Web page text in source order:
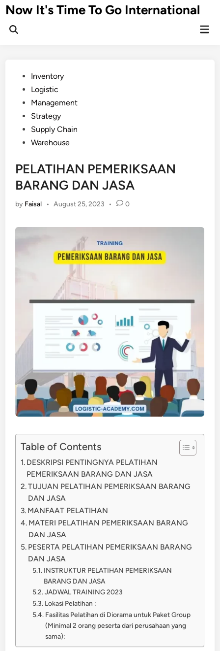
Skip
to
content
Now It's Time To Go International
PostedInventory
Logistic
Management
Strategy
Supply Chain
Warehouse
PELATIHAN PEMERIKSAAN
BARANG DAN JASA
by Faisal • August 25, 2023 • 0
Table of Contents
DESKRIPSI PENTINGNYA PELATIHAN
PEMERIKSAAN BARANG DAN JASA
TUJUAN PELATIHAN PEMERIKSAAN BARANG
DAN JASA
MANFAAT PELATIHAN
MATERI PELATIHAN PEMERIKSAAN BARANG
DAN JASA
PESERTA PELATIHAN PEMERIKSAAN BARANG
DAN JASA
INSTRUKTUR PELATIHAN PEMERIKSAAN
BARANG DAN JASA
JADWAL TRAINING 2023
Lokasi Pelatihan :
Fasilitas Pelatihan di Diorama untuk Paket Group
(Minimal 2 orang peserta dari perusahaan yang
sama):